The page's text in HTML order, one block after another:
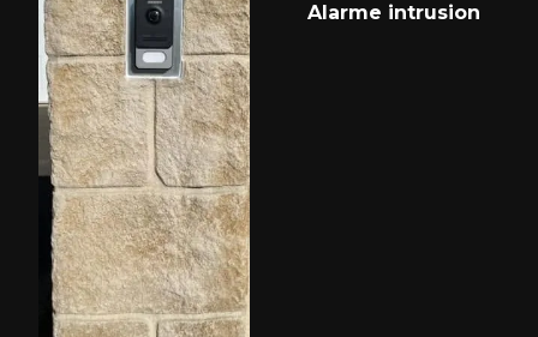
Alarme intrusion